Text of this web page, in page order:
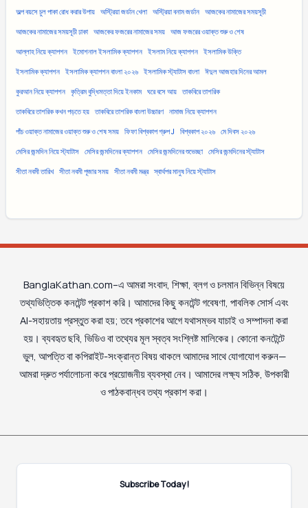
অল্প বয়সে চুল পাকা রোধ করার উপায় অস্ট্রিয়া জর্ডান খেলা অস্ট্রিয়া বনাম জর্ডান আজকের নামাজের সময়সূচী
আজকের নামাজের সময়সূচী ঢাকা আজকের ফজরের নামাজের সময় আজ ফজরের ওয়াক্ত শুরু ও শেষ
আল্লাহ নিয়ে ক্যাপশন ইমোশনাল ইসলামিক ক্যাপশন ইসলাম নিয়ে ক্যাপশন ইসলামিক উক্তি
ইসলামিক ক্যাপশন ইসলামিক ক্যাপশন বাংলা ২০২৬ ইসলামিক স্ট্যাটাস বাংলা ঈদুল আজহার দিনের আমল
কুরআন নিয়ে ক্যাপশন কৃত্রিম বুদ্ধিমত্তা দিয়ে ইনকাম ঘরে বসে আয় তাকবিরে তাশরিক
তাকবিরে তাশরিক কখন পড়তে হয় তাকবিরে তাশরিক বাংলা উচ্চারণ নামাজ নিয়ে ক্যাপশন
পাঁচ ওয়াক্ত নামাজের ওয়াক্ত শুরু ও শেষ সময় ফিফা বিশ্বকাপ গ্রুপ J বিশ্বকাপ ২০২৬ মে দিবস ২০২৬
মেসির জন্মদিন নিয়ে স্ট্যাটাস মেসির জন্মদিনের ক্যাপশন মেসির জন্মদিনের শুভেচ্ছা মেসির জন্মদিনের স্ট্যাটাস
সীতা নবমী তারিখ সীতা নবমী পূজার সময় সীতা নবমী মন্ত্র স্বার্থপর মানুষ নিয়ে স্ট্যাটাস
BanglaKathan.com–এ আমরা সংবাদ, শিক্ষা, ব্লগ ও চলমান বিভিন্ন বিষয়ে
তথ্যভিত্তিক কনটেন্ট প্রকাশ করি। আমাদের কিছু কনটেন্ট গবেষণা, পাবলিক সোর্স এবং
AI-সহায়তায় প্রস্তুত করা হয়; তবে প্রকাশের আগে যথাসম্ভব যাচাই ও সম্পাদনা করা
হয়। ব্যবহৃত ছবি, ভিডিও বা তথ্যের মূল স্বত্ব সংশ্লিষ্ট মালিকের। কোনো কনটেন্টে
ভুল, আপত্তি বা কপিরাইট-সংক্রান্ত বিষয় থাকলে আমাদের সাথে যোগাযোগ করুন—
আমরা দ্রুত পর্যালোচনা করে প্রয়োজনীয় ব্যবস্থা নেব। আমাদের লক্ষ্য সঠিক, উপকারী
ও পাঠকবান্ধব তথ্য প্রকাশ করা।
Subscribe Today!